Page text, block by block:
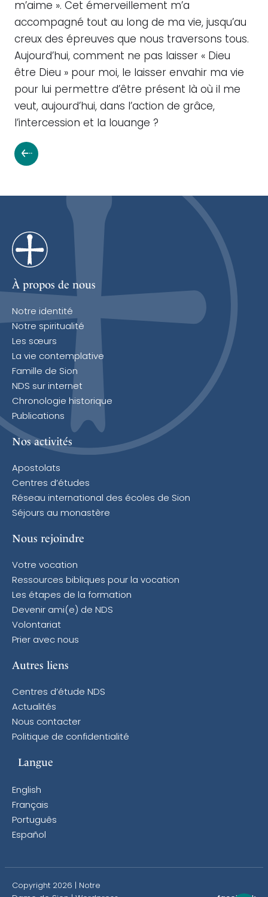
m’aime ». Cet émerveillement m’a
accompagné tout au long de ma vie, jusqu’au
creux des épreuves que nous traversons tous.
Aujourd’hui, comment ne pas laisser « Dieu
être Dieu » pour moi, le laisser envahir ma vie
pour lui permettre d’être présent là où il me
veut, aujourd’hui, dans l’action de grâce,
l’intercession et la louange ?
À propos de nous
Notre identité
Notre spiritualité
Les sœurs
La vie contemplative
Famille de Sion
NDS sur internet
Chronologie historique
Publications
Nos activités
Apostolats
Centres d’études
Réseau international des écoles de Sion
Séjours au monastère
Nous rejoindre
Votre vocation
Ressources bibliques pour la vocation
Les étapes de la formation
Devenir ami(e) de NDS
Volontariat
Prier avec nous
Autres liens
Centres d’étude NDS
Actualités
Nous contacter
Politique de confidentialité
Langue
English
Français
Português
Español
Copyright 2026 | Notre